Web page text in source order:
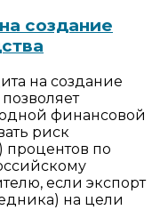
создание
на создание
финансовой
риск
процентов по
если экспорт
на цели